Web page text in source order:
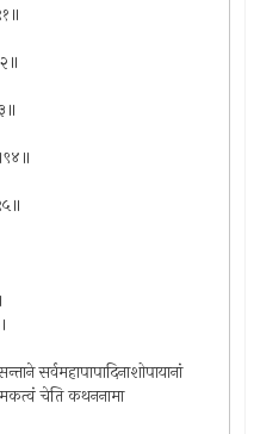
सर्वमहापापादिनाशोपायानां
चेति कथननामा